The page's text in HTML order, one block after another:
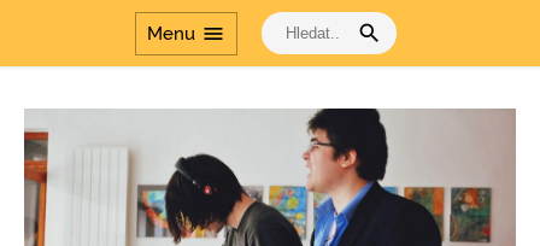
Menu menu search